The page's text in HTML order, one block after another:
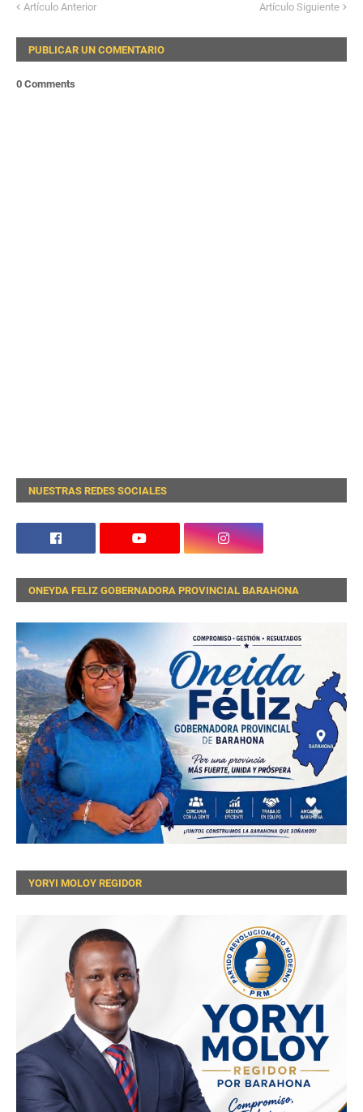
Artículo Anterior Artículo Siguiente
PUBLICAR UN COMENTARIO
0 Comments
NUESTRAS REDES SOCIALES
ONEYDA FELIZ GOBERNADORA PROVINCIAL BARAHONA
YORYI MOLOY REGIDOR